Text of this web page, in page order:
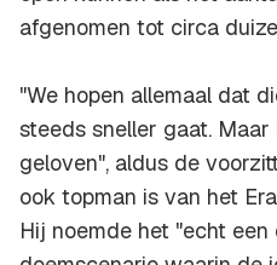
afgenomen tot circa
"We hopen allemaal dat
steeds sneller gaat.
geloven", aldus de
ook topman is van het
Hij noemde het "echt